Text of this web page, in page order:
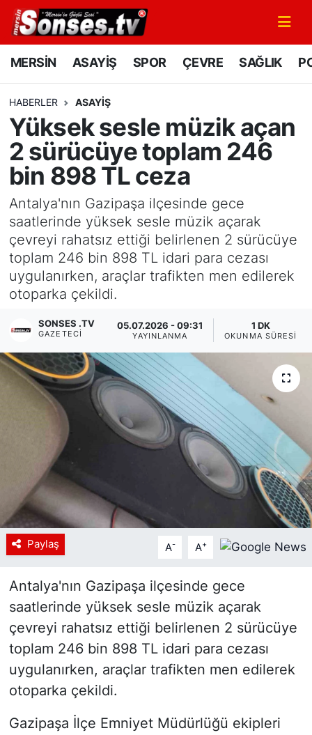
MERSİN ASAYİŞ SPOR ÇEVRE SAĞLIK
HABERLER ASAYİŞ
Yüksek sesle müzik açan
2 sürücüye toplam 246
bin 898 TL ceza
Antalya'nın Gazipaşa ilçesinde gece
saatlerinde yüksek sesle müzik açarak
çevreyi rahatsız ettiği belirlenen 2 sürücüye
toplam 246 bin 898 TL idari para cezası
uygulanırken, araçlar trafikten men edilerek
otoparka çekildi.
SONSES .TV
GAZETECI
05.07.2026 - 09:31
YAYINLANMA
1 DK
OKUNMA SÜRESI
Paylaş A- A+
Antalya'nın Gazipaşa ilçesinde gece
saatlerinde yüksek sesle müzik açarak
çevreyi rahatsız ettiği belirlenen 2 sürücüye
toplam 246 bin 898 TL idari para cezası
uygulanırken, araçlar trafikten men edilerek
otoparka çekildi.
Gazipaşa İlçe Emniyet Müdürlüğü ekipleri
MERSİN
SPOR
GÜNÜN MANŞETİ
DÜNYA
KÜLTÜR - SANAT
MAGAZİN
SAĞLIK
Siyaset
YEREL HABER
Haberde insan
Tanıtım
Mersin Nöbetçi Eczaneler
Mersin Namaz Vakitleri
Mersin Trafik Yoğunluk Haritası
Süper Lig Puan Durumu ve Fikstür
Tüm Manşetler
Son Dakika Haberleri
Haber Arşivi